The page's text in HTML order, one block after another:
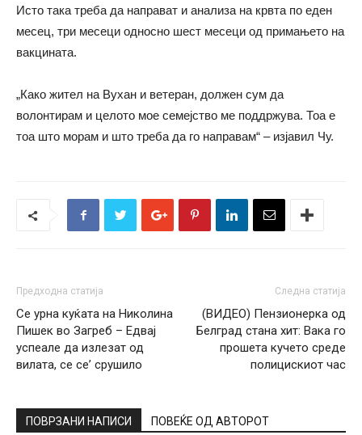
Исто така треба да направат и анализа на крвта по еден
месец, три месеци односно шест месеци од примањето на
вакцината.
„Како жител на Вухан и ветеран, должен сум да
волонтирам и целото мое семејство ме поддржува. Тоа е
тоа што морам и што треба да го направам“ – изјавил Чу.
Предходна статија
Се урна куќата на Николина
Пишек во Загреб – Едвај
успеале да излезат од
вилата, се се’ срушило
Следна статија
(ВИДЕО) Пензионерка од
Белград стана хит: Вака го
прошета кучето среде
полицискиот час
ПОВРЗАНИ НАПИСИ ПОВЕЌЕ ОД АВТОРОТ